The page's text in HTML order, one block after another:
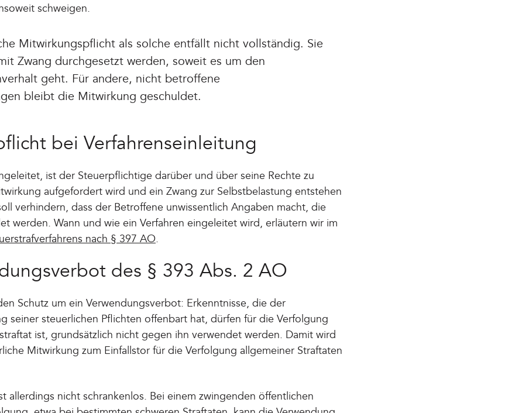
schweigen.
Mitwirkungspflicht als solche entfällt nicht vollständig. Sie
Zwang durchgesetzt werden, soweit es um den
geht. Für andere, nicht betroffene
bleibt die Mitwirkung geschuldet.
bei Verfahrenseinleitung
ist der Steuerpflichtige darüber und über seine Rechte zu
aufgefordert wird und ein Zwang zur Selbstbelastung entstehen
verhindern, dass der Betroffene unwissentlich Angaben macht, die
werden. Wann und wie ein Verfahren eingeleitet wird, erläutern wir im
nach § 397 AO.
des § 393 Abs. 2 AO
Schutz um ein Verwendungsverbot: Erkenntnisse, die der
seiner steuerlichen Pflichten offenbart hat, dürfen für die Verfolgung
ist, grundsätzlich nicht gegen ihn verwendet werden. Damit wird
Mitwirkung zum Einfallstor für die Verfolgung allgemeiner Straftaten
allerdings nicht schrankenlos. Bei einem zwingenden öffentlichen